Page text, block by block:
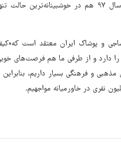
نساجی و پوشاک ایران، قبل از سال ۹۷ هم در
و پوشاک ایران معتقد است
دارد و از طرفی ما هم فرصت‌های
و فرهنگی بسیار داریم،